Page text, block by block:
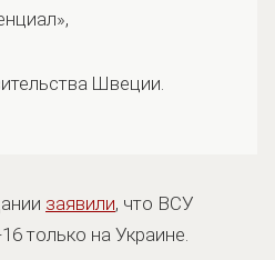
Швеции.
заявили, что ВСУ
только на Украине.